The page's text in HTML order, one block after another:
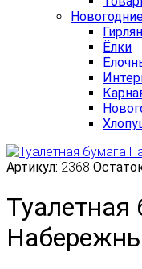
Ёлки
Артикул: 2368
Туалетная